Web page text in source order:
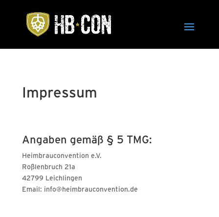
Impressum
Angaben gemäß § 5 TMG:
Heimbrauconvention e.V.
Roßlenbruch 21a
42799 Leichlingen
Email: info@heimbrauconvention.de